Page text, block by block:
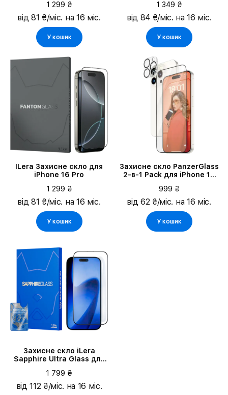
1 299 ₴
від 81 ₴/міс. на 16 міс.
У кошик
1 349 ₴
від 84 ₴/міс. на 16 міс.
У кошик
ILera Захисне скло для
iPhone 16 Pro
1 299 ₴
від 81 ₴/міс. на 16 міс.
У кошик
Захисне скло PanzerGlass
2-в-1 Pack для iPhone 15
999 ₴
від 62 ₴/міс. на 16 міс.
У кошик
Захисне скло iLera
Sapphire Ultra Glass для
(ILSPDLPL17PRMX)
1 799 ₴
від 112 ₴/міс. на 16 міс.